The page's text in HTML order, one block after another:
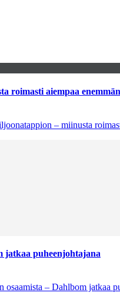
roimasti aiempaa enemmän
– miinusta
jatkaa puheenjohtajana
– Dahlbom jatkaa